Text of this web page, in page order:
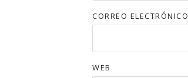
CORREO ELECTRÓNICO
WEB